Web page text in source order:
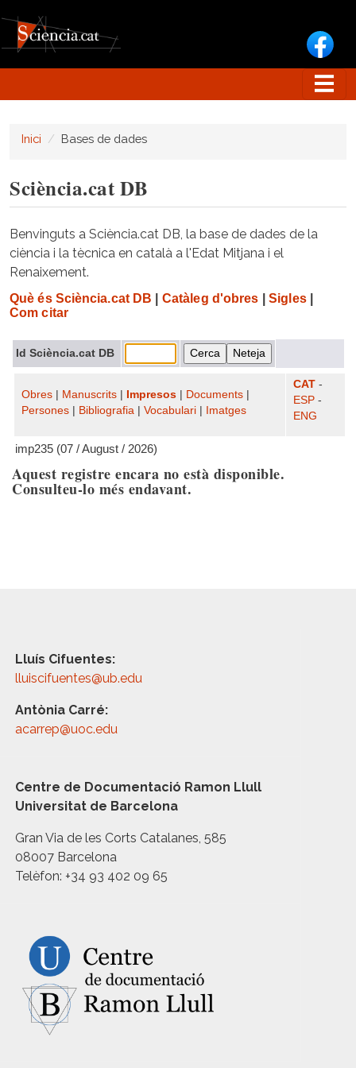
Inici Bases de dades
Sciència.cat DB
Benvinguts a Sciència.cat DB, la base de dades de la
ciència i la tècnica en català a l'Edat Mitjana i el
Renaixement.
Què és Sciència.cat DB Catàleg d'obres Sigles|
Com citar
Id Sciència.cat DB
Obres Manuscrits Impresos Documents
Persones
Bibliografia Vocabulari Imatges
CAT -
ESP -
ENG
imp235 (07 / August / 2026)
Aquest registre encara no està disponible.
Consulteu-lo més endavant.
Lluís Cifuentes:
lluiscifuentes@ub.edu
Antònia Carré:
acarrep@uoc.edu
Centre de Documentació Ramon Llull
Universitat de Barcelona
Gran Via de les Corts Catalanes, 585
08007 Barcelona
Telèfon: +34 93 402 09 65